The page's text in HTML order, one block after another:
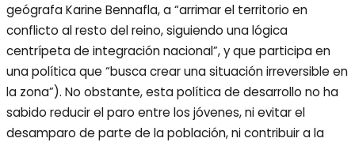
geógrafa Karine Bennafla, a “arrimar el territorio en
conflicto al resto del reino, siguiendo una lógica
centrípeta de integración nacional”, y que participa en
una política que “busca crear una situación irreversible en
la zona”). No obstante, esta política de desarrollo no ha
sabido reducir el paro entre los jóvenes, ni evitar el
desamparo de parte de la población, ni contribuir a la